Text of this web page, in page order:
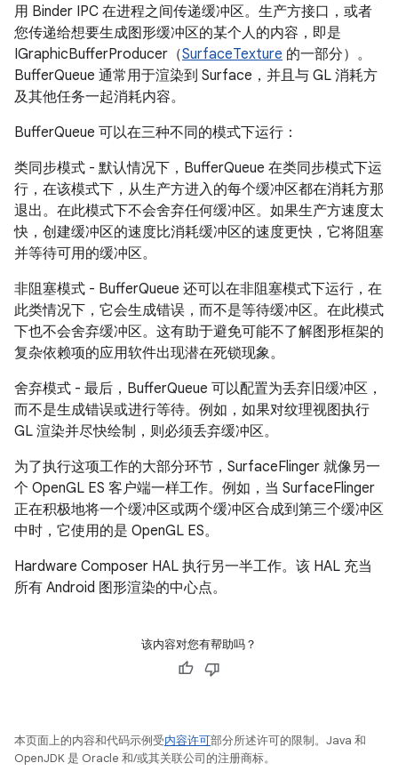
用 Binder IPC 在进程之间传递缓冲区。生产方接口，或者
您传递给想要生成图形缓冲区的某个人的内容，即是
IGraphicBufferProducer（SurfaceTexture 的一部分）。
BufferQueue 通常用于渲染到 Surface，并且与 GL 消耗方
及其他任务一起消耗内容。
BufferQueue 可以在三种不同的模式下运行：
类同步模式 - 默认情况下，BufferQueue 在类同步模式下运
行，在该模式下，从生产方进入的每个缓冲区都在消耗方那
退出。在此模式下不会舍弃任何缓冲区。如果生产方速度太
快，创建缓冲区的速度比消耗缓冲区的速度更快，它将阻塞
并等待可用的缓冲区。
非阻塞模式 - BufferQueue 还可以在非阻塞模式下运行，在
此类情况下，它会生成错误，而不是等待缓冲区。在此模式
下也不会舍弃缓冲区。这有助于避免可能不了解图形框架的
复杂依赖项的应用软件出现潜在死锁现象。
舍弃模式 - 最后，BufferQueue 可以配置为丢弃旧缓冲区，
而不是生成错误或进行等待。例如，如果对纹理视图执行
GL 渲染并尽快绘制，则必须丢弃缓冲区。
为了执行这项工作的大部分环节，SurfaceFlinger 就像另一
个 OpenGL ES 客户端一样工作。例如，当 SurfaceFlinger
正在积极地将一个缓冲区或两个缓冲区合成到第三个缓冲区
中时，它使用的是 OpenGL ES。
Hardware Composer HAL 执行另一半工作。该 HAL 充当
所有 Android 图形渲染的中心点。
该内容对您有帮助吗？
本页面上的内容和代码示例受内容许可部分所述许可的限制。Java 和
OpenJDK 是 Oracle 和/或其关联公司的注册商标。